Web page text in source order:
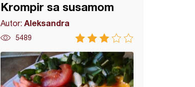
Krompir sa susamom
Autor:Aleksandra
5489